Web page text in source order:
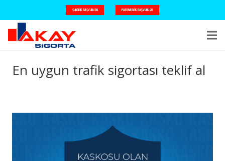
ŞUBELIK BAŞVURUSU PARTNERLIK BAŞVURUSU
En uygun trafik sigortası teklif al